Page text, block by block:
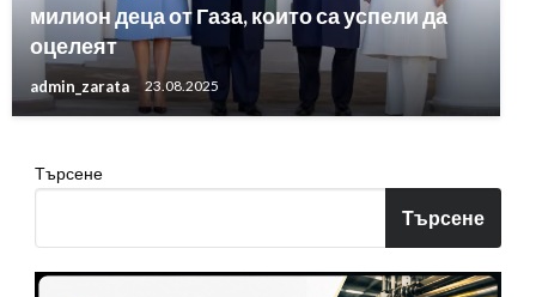
милион деца от Газа, които са успели да
оцелеят
admin_zarata 23.08.2025
Търсене
Търсене